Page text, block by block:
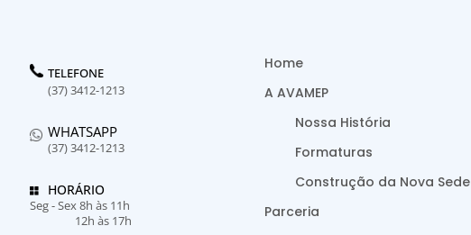
TELEFONE
(37) 3412-1213
WHATSAPP
(37) 3412-1213
HORÁRIO
Seg - Sex 8h às 11h
12h às 17h
Home
A AVAMEP
Nossa História
Formaturas
Construção da Nova Sede
Parceria